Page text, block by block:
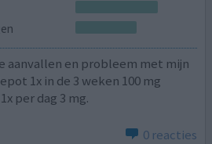
aanvallen en probleem met mijn
1x in de 3 weken 100 mg
per dag 3 mg.
0 reacties